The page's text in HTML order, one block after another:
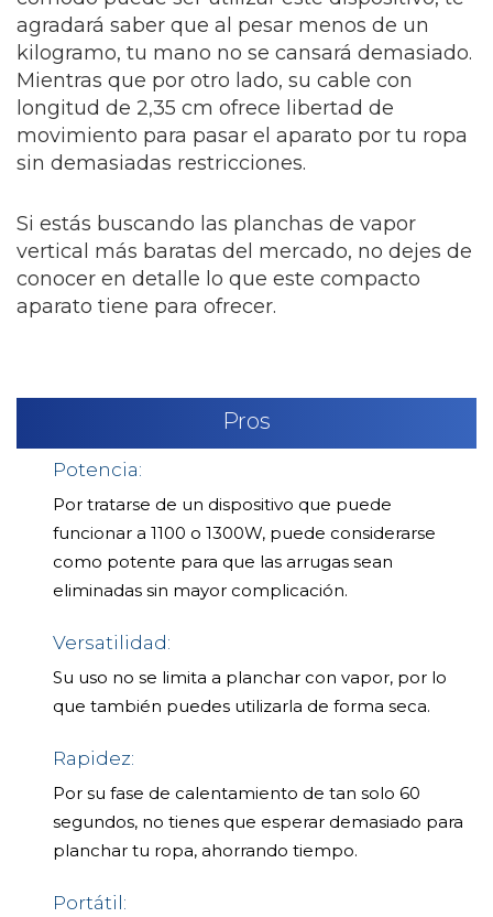
agradará saber que al pesar menos de un
kilogramo, tu mano no se cansará demasiado.
Mientras que por otro lado, su cable con
longitud de 2,35 cm ofrece libertad de
movimiento para pasar el aparato por tu ropa
sin demasiadas restricciones.
Si estás buscando las planchas de vapor
vertical más baratas del mercado, no dejes de
conocer en detalle lo que este compacto
aparato tiene para ofrecer.
Pros
Potencia:
Por tratarse de un dispositivo que puede
funcionar a 1100 o 1300W, puede considerarse
como potente para que las arrugas sean
eliminadas sin mayor complicación.
Versatilidad:
Su uso no se limita a planchar con vapor, por lo
que también puedes utilizarla de forma seca.
Rapidez:
Por su fase de calentamiento de tan solo 60
segundos, no tienes que esperar demasiado para
planchar tu ropa, ahorrando tiempo.
Portátil: